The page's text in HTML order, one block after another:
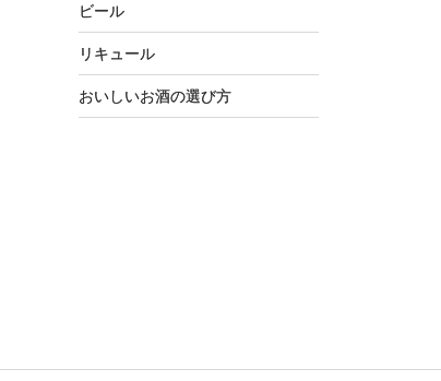
ビール
リキュール
おいしいお酒の選び方